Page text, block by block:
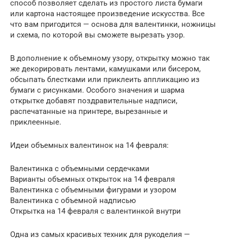
способ позволяет сделать из простого листа бумаги
или картона настоящее произведение искусства. Все
что вам пригодится — основа для валентинки, ножницы
и схема, по которой вы сможете вырезать узор.
В дополнение к объемному узору, открытку можно так
же декорировать лентами, камушками или бисером,
обсыпать блестками или приклеить аппликацию из
бумаги с рисунками. Особого значения и шарма
открытке добавят поздравительные надписи,
распечатанные на принтере, вырезанные и
приклеенные.
Идеи объемных валентинок на 14 февраля:
Валентинка с объемными сердечками
Варианты объемных открыток на 14 февраля
Валентинка с объемными фигурами и узором
Валентинка с объемной надписью
Открытка на 14 февраля с валентинкой внутри
Одна из самых красивых техник для рукоделия —